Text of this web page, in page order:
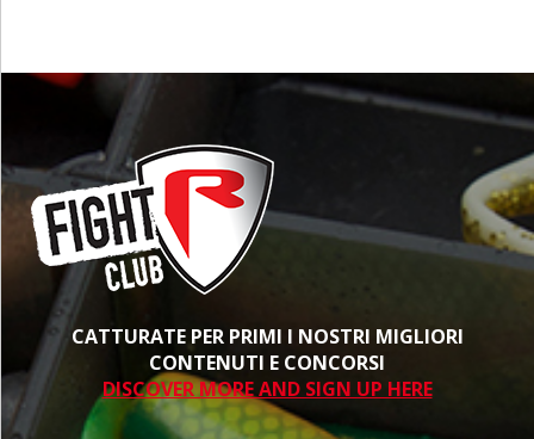
CATTURATE PER PRIMI I NOSTRI MIGLIORI
CONTENUTI E CONCORSI
DISCOVER MORE AND SIGN UP HERE